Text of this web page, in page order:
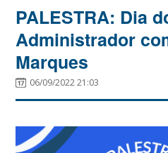
PALESTRA: Dia
Administrador
Marques
06/09/2022 21:03